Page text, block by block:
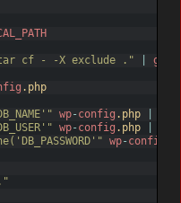
tar cf - -X exclude ."
gzip
.php
wp- config .php
wp-config .php
wp- config